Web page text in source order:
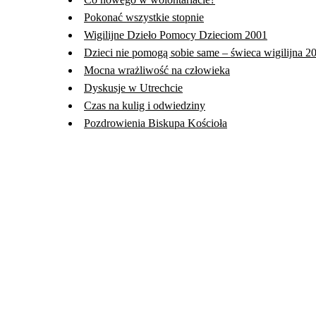
Pokonać wszystkie stopnie
Wigilijne Dzieło Pomocy Dzieciom 2001
Dzieci nie pomogą sobie same – świeca wigilijna
Mocna wrażliwość na człowieka
Dyskusje w Utrechcie
Czas na kulig i odwiedziny
Pozdrowienia Biskupa Kościoła